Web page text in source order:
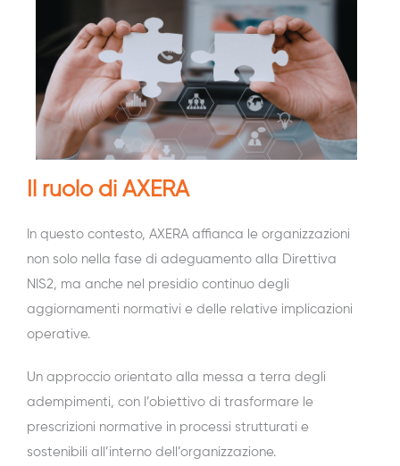
Il ruolo di AXERA
In questo contesto, AXERA affianca le organizzazioni
non solo nella fase di adeguamento alla Direttiva
NIS2, ma anche nel presidio continuo degli
aggiornamenti normativi e delle relative implicazioni
operative.
Un approccio orientato alla messa a terra degli
adempimenti, con l’obiettivo di trasformare le
prescrizioni normative in processi strutturati e
sostenibili all’interno dell’organizzazione.